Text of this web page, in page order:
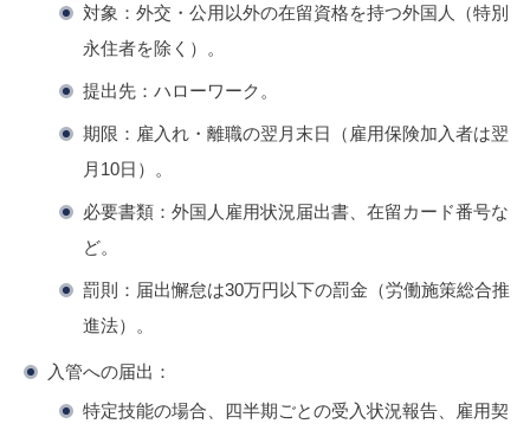
対象：外交・公用以外の在留資格を持つ外国人（特別
永住者を除く）。
提出先：ハローワーク。
期限：雇入れ・離職の翌月末日（雇用保険加入者は翌
月10日）。
必要書類：外国人雇用状況届出書、在留カード番号な
ど。
罰則：届出懈怠は30万円以下の罰金（労働施策総合推
進法）。
入管への届出 ：
特定技能の場合、四半期ごとの受入状況報告、雇用契